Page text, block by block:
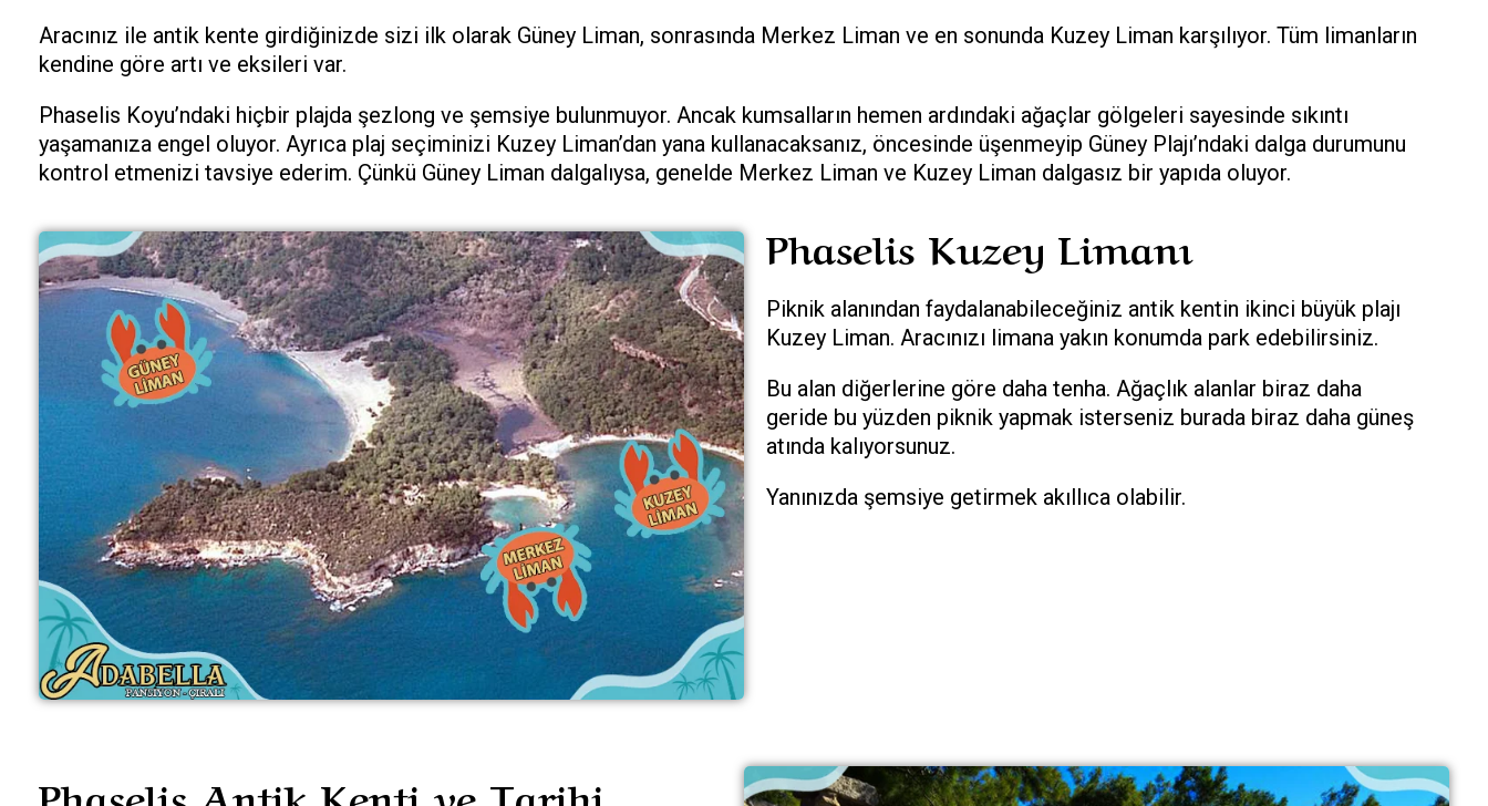
Aracınız ile antik kente girdiğinizde sizi ilk olarak Güney Liman, sonrasında Merkez Liman ve en sonunda Kuzey Liman karşılıyor. Tüm limanların
kendine göre artı ve eksileri var.
Phaselis Koyu’ndaki hiçbir plajda şezlong ve şemsiye bulunmuyor. Ancak kumsalların hemen ardındaki ağaçlar gölgeleri sayesinde sıkıntı
yaşamanıza engel oluyor. Ayrıca plaj seçiminizi Kuzey Liman’dan yana kullanacaksanız, öncesinde üşenmeyip Güney Plajı’ndaki dalga durumunu
kontrol etmenizi tavsiye ederim. Çünkü Güney Liman dalgalıysa, genelde Merkez Liman ve Kuzey Liman dalgasız bir yapıda oluyor.
Phaselis Kuzey Limanı
Piknik alanından faydalanabileceğiniz antik kentin ikinci büyük plajı
Kuzey Liman. Aracınızı limana yakın konumda park edebilirsiniz.
Bu alan diğerlerine göre daha tenha. Ağaçlık alanlar biraz daha
geride bu yüzden piknik yapmak isterseniz burada biraz daha güneş
atında kalıyorsunuz.
Yanınızda şemsiye getirmek akıllıca olabilir.